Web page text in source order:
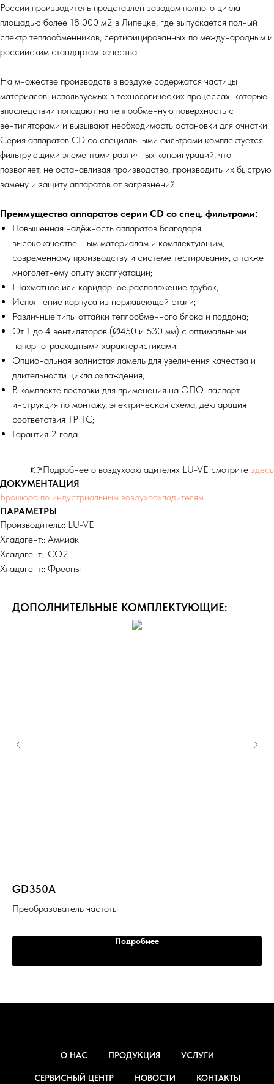
России производитель представлен заводом полного цикла
площадью более 18 000 м2 в Липецке, где выпускается полный
спектр теплообменников, сертифицированных по международным и
российским стандартам качества.
На множестве производств в воздухе содержатся частицы
материалов, используемых в технологических процессах, которые
впоследствии попадают на теплообменную поверхность с
вентиляторами и вызывают необходимость остановки для очистки.
Серия аппаратов CD со специальными фильтрами комплектуется
фильтрующими элементами различных конфигураций, что
позволяет, не останавливая производство, производить их быструю
замену и защиту аппаратов от загрязнений.
Преимущества аппаратов серии СD со спец. фильтрами:
Повышенная надёжность аппаратов благодаря
высококачественным материалам и комплектующим,
современному производству и системе тестирования, а также
многолетнему опыту эксплуатации;
Шахматное или коридорное расположение трубок;
Исполнение корпуса из нержавеющей стали;
Различные типы оттайки теплообменного блока и поддона;
От 1 до 4 вентиляторов (Ø450 и 630 мм) c оптимальными
напорно-расходными характеристиками;
Опциональная волнистая ламель для увеличения качества и
длительности цикла охлаждения;
В комплекте поставки для применения на ОПО: паспорт,
инструкция по монтажу, электрическая схема, декларация
соответствия ТР ТС;
Гарантия 2 года.
👉Подробнее о воздухоохладителях LU-VE смотрите здесь
ДОКУМЕНТАЦИЯ
Брошюра по индустриальным воздухоохладителям
ПАРАМЕТРЫ
Производитель:: LU-VE
Хладагент:: Аммиак
Хладагент:: СО2
Хладагент:: Фреоны
ДОПОЛНИТЕЛЬНЫЕ КОМПЛЕКТУЮЩИЕ:
GD350A
Преобразователь частоты
Подробнее
О НАС ПРОДУКЦИЯ УСЛУГИ
СЕРВИСНЫЙ ЦЕНТР НОВОСТИ КОНТАКТЫ